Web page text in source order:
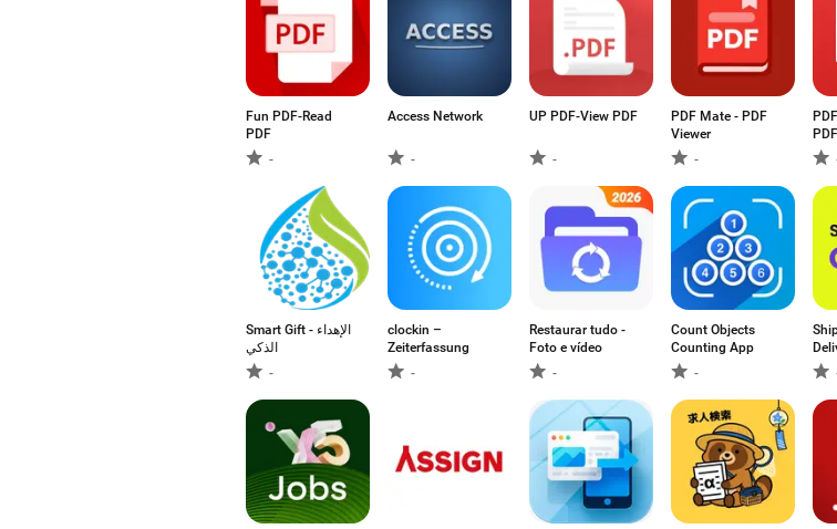
Fun PDF-Read
PDF
-
Access Network
-
UP PDF-View PDF
-
PDF Mate - PDF
Viewer
-
PDF
Smart Gift - الإهداء
الذكي
-
clockin –
Zeiterfassung
-
Restaurar tudo -
Foto e vídeo
-
Count Objects
Counting App
-